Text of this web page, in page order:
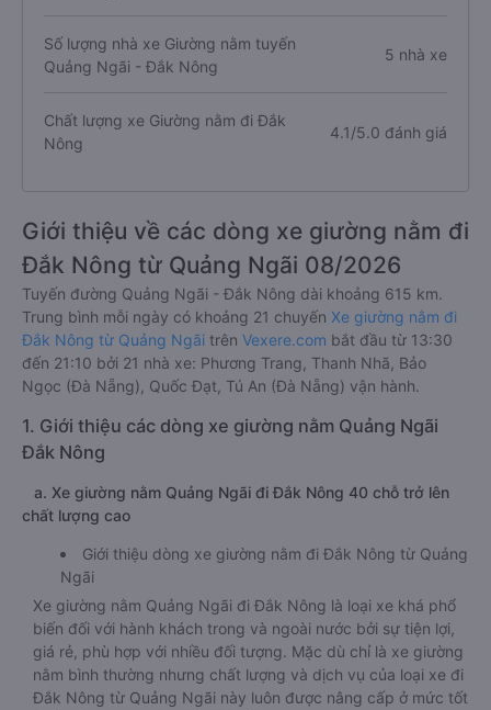
Số lượng nhà xe Giường nằm tuyến
Quảng Ngãi - Đắk Nông
5 nhà xe
Chất lượng xe Giường nằm đi Đắk
Nông
4.1/5.0 đánh giá
Giới thiệu về các dòng xe giường nằm đi
Đắk Nông từ Quảng Ngãi 08/2026
Tuyến đường Quảng Ngãi - Đắk Nông dài khoảng 615 km.
Trung bình mỗi ngày có khoảng 21 chuyến Xe giường nằm đi
Đắk Nông từ Quảng Ngãi trên Vexere.com bắt đầu từ 13:30
đến 21:10 bởi 21 nhà xe: Phương Trang, Thanh Nhã, Bảo
Ngọc (Đà Nẵng), Quốc Đạt, Tú An (Đà Nẵng) vận hành.
1. Giới thiệu các dòng xe giường nằm Quảng Ngãi
Đắk Nông
a. Xe giường nằm Quảng Ngãi đi Đắk Nông 40 chỗ trở lên
chất lượng cao
Giới thiệu dòng xe giường nằm đi Đắk Nông từ Quảng
Ngãi
Xe giường nằm Quảng Ngãi đi Đắk Nông là loại xe khá phổ
biến đối với hành khách trong và ngoài nước bởi sự tiện lợi,
giá rẻ, phù hợp với nhiều đối tượng. Mặc dù chỉ là xe giường
nằm bình thường nhưng chất lượng và dịch vụ của loại xe đi
Đắk Nông từ Quảng Ngãi này luôn được nâng cấp ở mức tốt